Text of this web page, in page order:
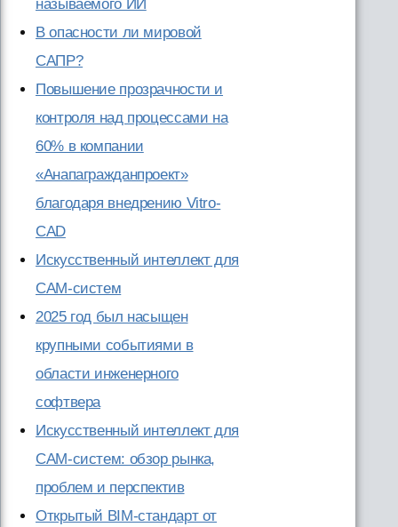
называемого ИИ
В опасности ли мировой
САПР?
Повышение прозрачности и
контроля над процессами на
60% в компании
«Анапагражданпроект»
благодаря внедрению Vitro-
CAD
Искусственный интеллект для
CAM-систем
2025 год был насыщен
крупными событиями в
области инженерного
софтвера
Искусственный интеллект для
CAM-систем: обзор рынка,
проблем и перспектив
Открытый BIM-стандарт от